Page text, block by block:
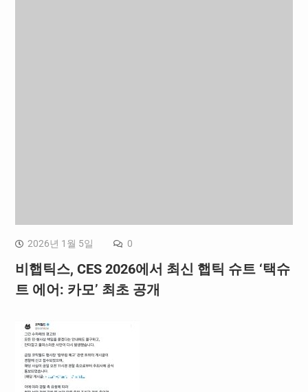
2026년 1월 5일 0
비햅틱스, CES 2026에서 최신 햅틱 슈트 ‘택슈
트 에어: 카모’ 최초 공개